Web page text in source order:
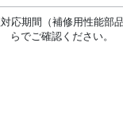
応期間（補修用性能部
らでご確認ください。